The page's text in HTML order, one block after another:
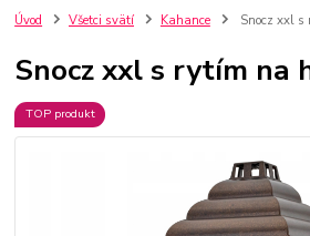
Úvod Všetci svätí Kahance Snocz xxl
Snocz xxl s rytím na
TOP produkt